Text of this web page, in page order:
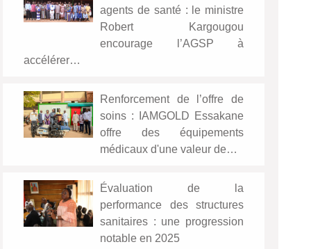
agents de santé : le ministre
Robert Kargougou
encourage l’AGSP à
accélérer…
Renforcement de l’offre de
soins : IAMGOLD Essakane
offre des équipements
médicaux d'une valeur de…
Évaluation de la
performance des structures
sanitaires : une progression
notable en 2025